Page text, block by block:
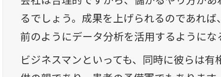
るでしょう。成果を上げられるのであれ
前のようにデータ分析を活用するようにな
ビジネスマンといっても、同時に彼らは